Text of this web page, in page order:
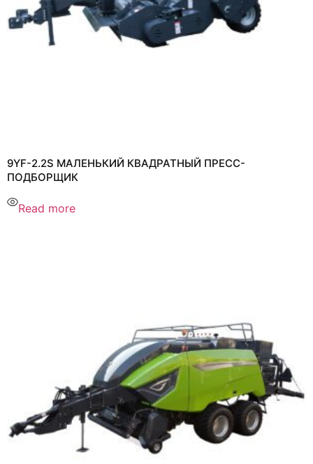
9YF-2.2S МАЛЕНЬКИЙ КВАДРАТНЫЙ ПРЕСС-
ПОДБОРЩИК
Read more